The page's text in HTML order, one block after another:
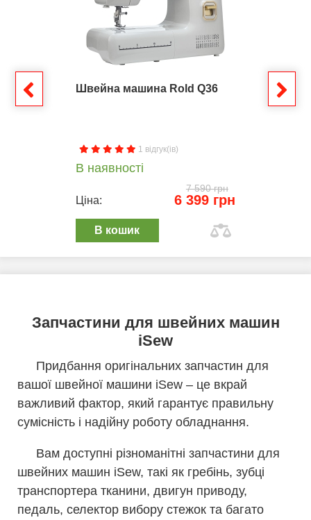
Швейна машина Rold Q36
1 відгук(ів)
В наявності
7 590 грн
Ціна: 6 399 грн
В кошик
Запчастини для швейних машин
iSew
Придбання оригінальних запчастин для
вашої швейної машини iSew – це вкрай
важливий фактор, який гарантує правильну
сумісність і надійну роботу обладнання.
Вам доступні різноманітні запчастини для
швейних машин iSew, такі як гребінь, зубці
транспортера тканини, двигун приводу,
педаль, селектор вибору стежок та багато